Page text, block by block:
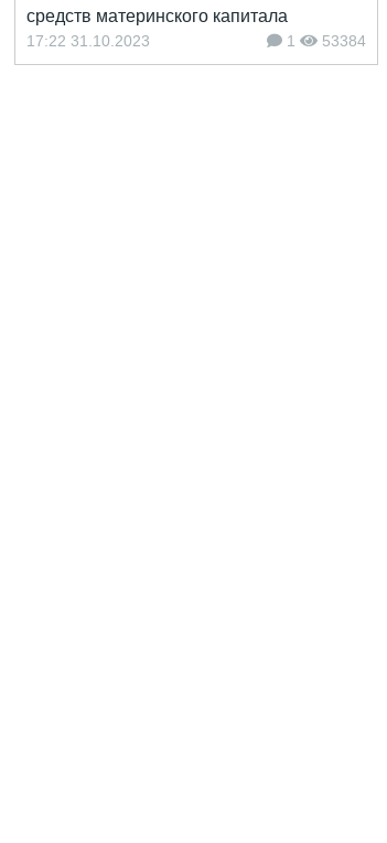
средств материнского капитала
17:22 31.10.2023 1 53384